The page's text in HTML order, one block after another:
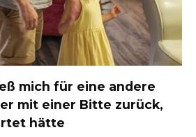
mich für eine andere
mit einer Bitte zurück,
hätte